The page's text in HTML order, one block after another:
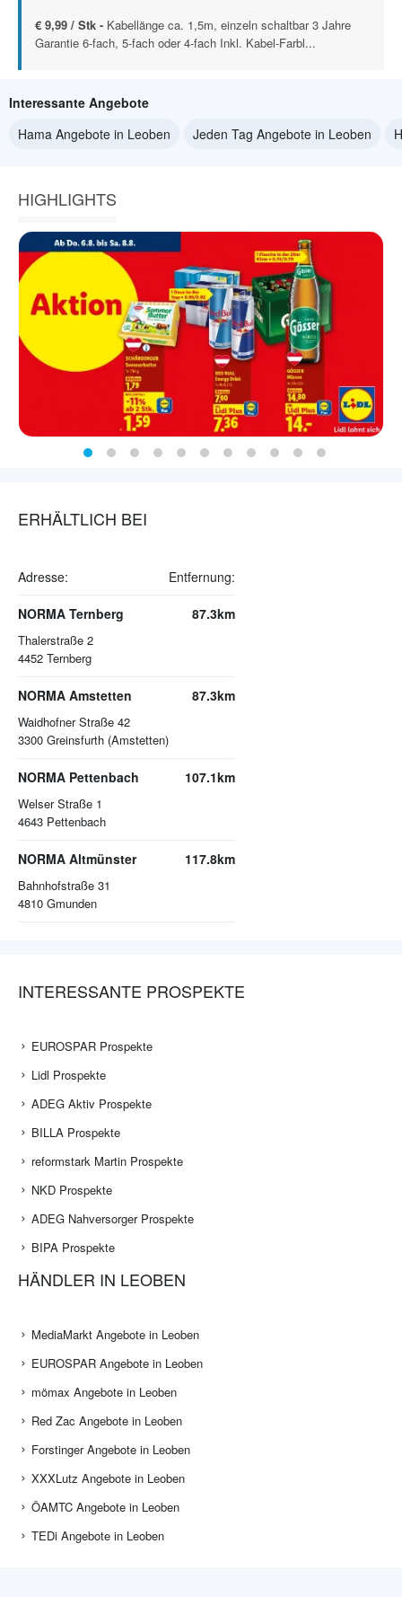
€ 9,99 / Stk - Kabellänge ca. 1,5m, einzeln schaltbar 3 Jahre
Garantie 6-fach, 5-fach oder 4-fach Inkl. Kabel-Farbl...
Interessante Angebote
Hama Angebote in Leoben
Jeden Tag Angebote in Leoben
HIGHLIGHTS
ERHÄLTLICH BEI
Adresse: Entfernung:
NORMA Ternberg
Thalerstraße 2
4452 Ternberg
87.3km
NORMA Amstetten
Waidhofner Straße 42
3300 Greinsfurth (Amstetten)
87.3km
NORMA Pettenbach
Welser Straße 1
4643 Pettenbach
107.1km
NORMA Altmünster
Bahnhofstraße 31
4810 Gmunden
117.8km
INTERESSANTE PROSPEKTE
EUROSPAR Prospekte
Lidl Prospekte
ADEG Aktiv Prospekte
BILLA Prospekte
reformstark Martin Prospekte
NKD Prospekte
ADEG Nahversorger Prospekte
BIPA Prospekte
HÄNDLER IN LEOBEN
MediaMarkt Angebote in Leoben
EUROSPAR Angebote in Leoben
mömax Angebote in Leoben
Red Zac Angebote in Leoben
Forstinger Angebote in Leoben
XXXLutz Angebote in Leoben
ÖAMTC Angebote in Leoben
TEDi Angebote in Leoben